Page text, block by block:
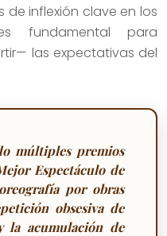
de inflexión clave en los
fundamental para
las expectativas del
múltiples premios
Espectáculo de
por obras
obsesiva de
la acumulación de